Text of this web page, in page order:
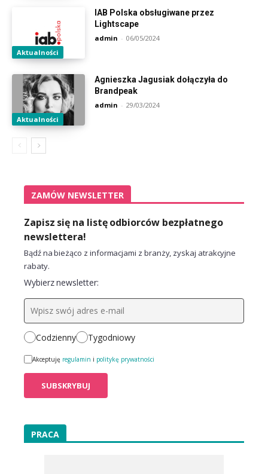
Aktualności
IAB Polska obsługiwane przez
Lightscape
admin - 06/05/2024
Aktualności
Agnieszka Jagusiak dołączyła do
Brandpeak
admin - 29/03/2024
ZAMÓW NEWSLETTER
Zapisz się na listę odbiorców bezpłatnego
newslettera!
Bądź na bieżąco z informacjami z branży, zyskaj atrakcyjne
rabaty.
Wybierz newsletter:
Codzienny Tygodniowy
Akceptuję regulamin i politykę prywatności
PRACA